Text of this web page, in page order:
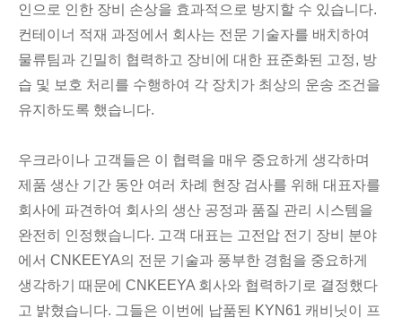
인으로 인한 장비 손상을 효과적으로 방지할 수 있습니다.
컨테이너 적재 과정에서 회사는 전문 기술자를 배치하여
물류팀과 긴밀히 협력하고 장비에 대한 표준화된 고정, 방
습 및 보호 처리를 수행하여 각 장치가 최상의 운송 조건을
유지하도록 했습니다.
우크라이나 고객들은 이 협력을 매우 중요하게 생각하며
제품 생산 기간 동안 여러 차례 현장 검사를 위해 대표자를
회사에 파견하여 회사의 생산 공정과 품질 관리 시스템을
완전히 인정했습니다. 고객 대표는 고전압 전기 장비 분야
에서 CNKEEYA의 전문 기술과 풍부한 경험을 중요하게
생각하기 때문에 CNKEEYA 회사와 협력하기로 결정했다
고 밝혔습니다. 그들은 이번에 납품된 KYN61 캐비닛이 프